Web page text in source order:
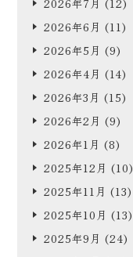
2026年7月 (12)
2026年6月 (11)
2026年5月 (9)
2026年4月 (14)
2026年3月 (15)
2026年2月 (9)
2026年1月 (8)
2025年12月 (10)
2025年11月 (13)
2025年10月 (13)
2025年9月 (24)